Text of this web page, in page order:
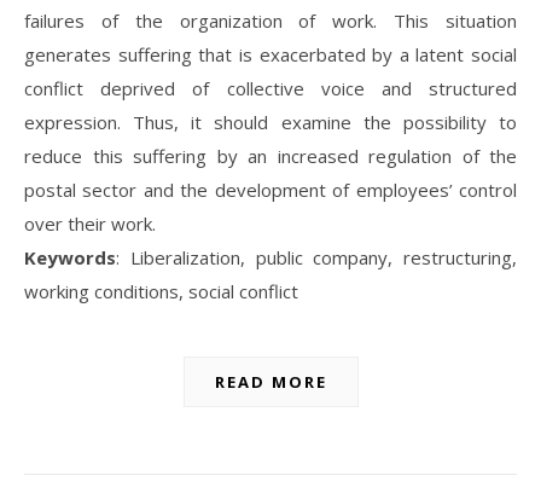
failures of the organization of work. This situation
generates suffering that is exacerbated by a latent social
conflict deprived of collective voice and structured
expression. Thus, it should examine the possibility to
reduce this suffering by an increased regulation of the
postal sector and the development of employees’ control
over their work.
Keywords: Liberalization, public company, restructuring,
working conditions, social conflict
READ MORE